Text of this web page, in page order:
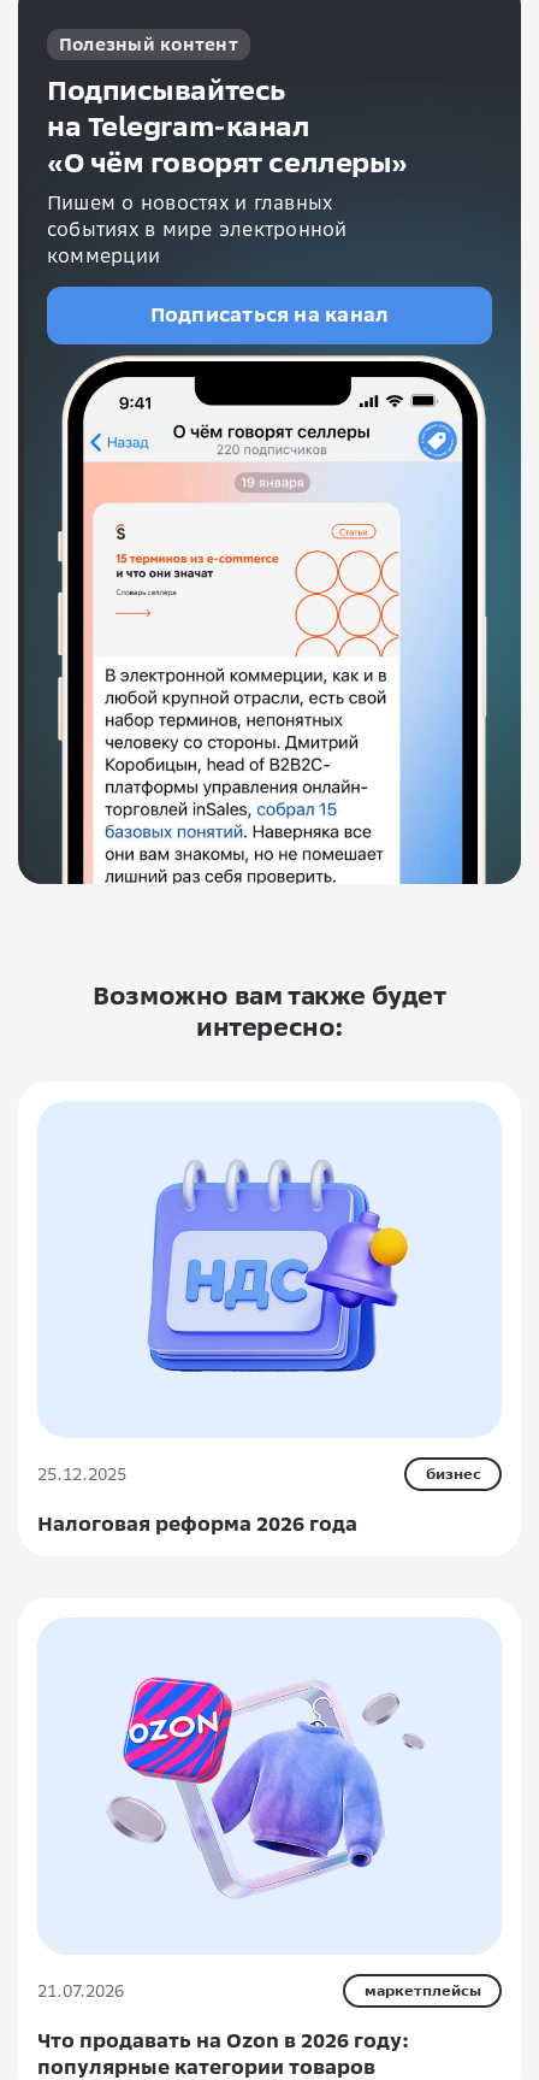
Полезный контент
Подписывайтесь
на Telegram-канал
«О чём говорят селлеры»
Пишем о новостях и главных
событиях в мире электронной
коммерции
Подписаться на канал
Возможно вам также будет
интересно:
25.12.2025 бизнес
Налоговая реформа 2026 года
21.07.2026 маркетплейсы
Что продавать на Ozon в 2026 году:
популярные категории товаров